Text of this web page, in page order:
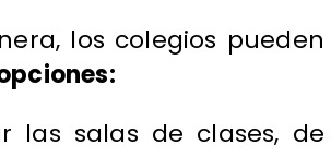
los colegios pueden
las salas de clases, de